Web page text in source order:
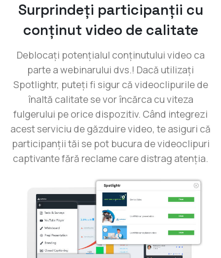
Surprindeți participanții cu
conținut video de calitate
Deblocați potențialul conținutului video ca
parte a webinarului dvs.! Dacă utilizați
Spotlightr, puteți fi sigur că videoclipurile de
înaltă calitate se vor încărca cu viteza
fulgerului pe orice dispozitiv. Când integrezi
acest serviciu de găzduire video, te asiguri că
participanții tăi se pot bucura de videoclipuri
captivante fără reclame care distrag atenția.